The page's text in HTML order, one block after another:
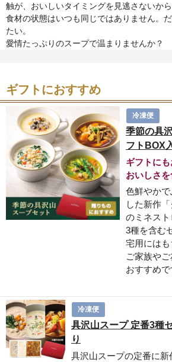
触が、おいしいタイミングを見逃さないから
食材の状態はいつも同じではありません。
たい。
愛情たっぷりのスープで温まりませんか？
ギフトにおすすめ
冷凍便
季節の具
フトBOX
ギフトに
おいしさを
色鮮やか
した新作
のミネス
3種を含む
宅用には
ご家族や
おすすめで
冷凍便
具沢山スープ 定番3種
り
具沢山スープの定番に